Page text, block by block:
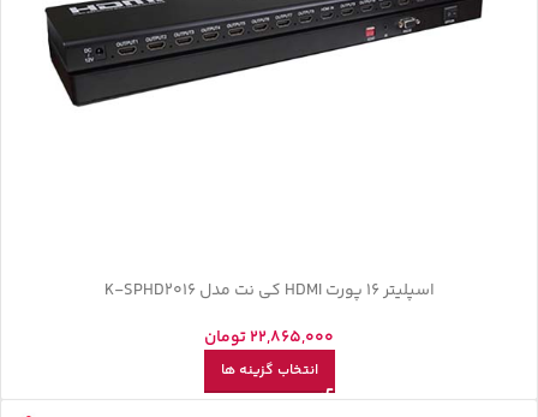
اسپلیتر ۱۶ پورت HDMI کی نت مدل K-SPHD2016
22,865,000تومان
انتخاب گزینه ها